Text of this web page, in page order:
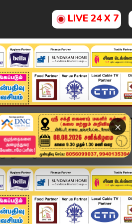
LIVE 24 X 7
×
சினிமா அரசியல் விளையாட்டு
பெருமாள் கோ...